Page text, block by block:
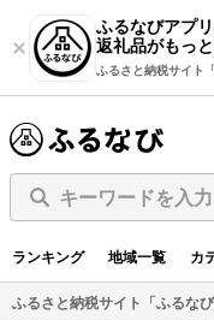
ふるなびアプ
返礼品がもっ
ふるさと納税サイト
キーワードを入力
ランキング 地域一覧 カ
ふるさと納税サイト「ふるなび